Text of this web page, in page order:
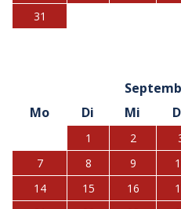
31
Mo
Di Mi
1 2
7
8 9
14
15 16